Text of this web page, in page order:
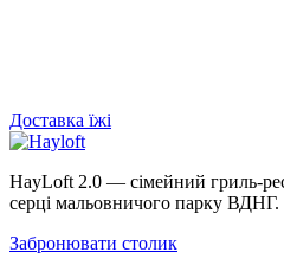
Доставка їжі
HayLoft 2.0 — сімейний гриль-
серці мальовничого парку ВДНГ.
Забронювати столик